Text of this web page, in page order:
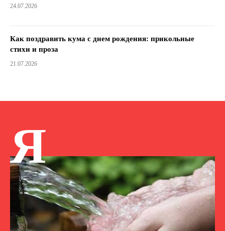
24.07.2026
Как поздравить кума с днем ​​рождения: прикольные
стихи и проза
21.07.2026
Я